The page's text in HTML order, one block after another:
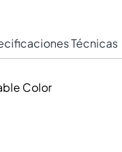
Técnicas
Color